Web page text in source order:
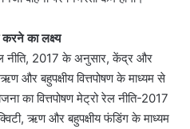
का लक्ष्य
नीति, 2017 के अनुसार, केंद्र और
और बहुपक्षीय वित्तपोषण के माध्यम से
का वित्तपोषण मेट्रो रेल नीति-2017
ऋण और बहुपक्षीय फंडिंग के माध्यम